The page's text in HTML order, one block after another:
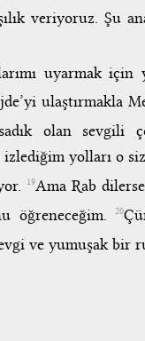
veriyoruz. Şu
uyarmak için
ulaştırmakla
olan sevgili
yolları o
19Ama Rab
öğreneceğim.20
ve yumuşak bir